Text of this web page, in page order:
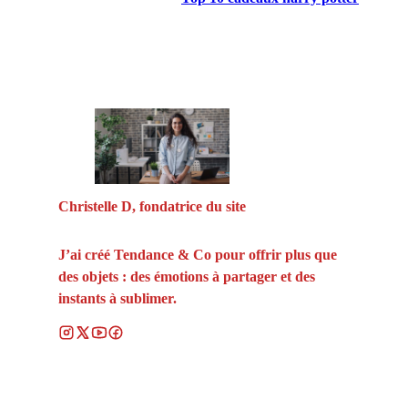
Christelle D, fondatrice du site
J’ai créé Tendance & Co pour offrir plus que
des objets : des émotions à partager et des
instants à sublimer.